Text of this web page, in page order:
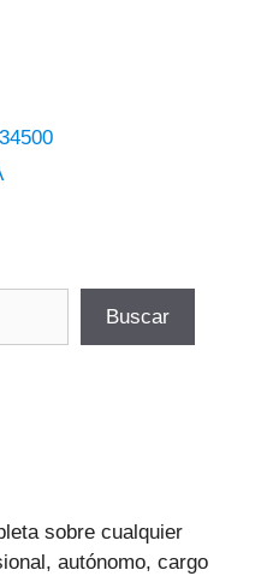
Buscar
sobre cualquier
autónomo, cargo